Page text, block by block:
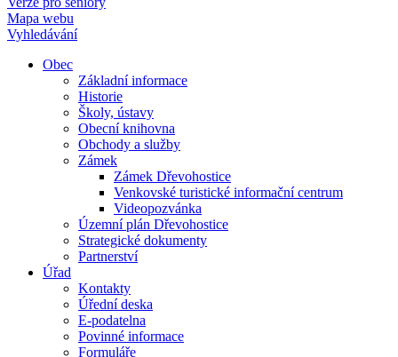
Mapa webu
Vyhledávání
Obec
Základní informace
Historie
Školy, ústavy
Obecní knihovna
Obchody a služby
Zámek
Zámek Dřevohostice
Venkovské turistické informační centrum
Videopozvánka
Územní plán Dřevohostice
Strategické dokumenty
Partnerství
Úřad
Kontakty
Úřední deska
E-podatelna
Povinné informace
Formuláře